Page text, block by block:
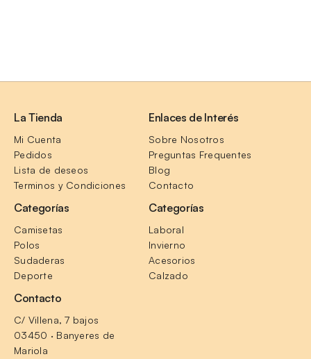
La Tienda
Mi Cuenta
Pedidos
Lista de deseos
Terminos y Condiciones
Enlaces de Interés
Sobre Nosotros
Preguntas Frequentes
Blog
Contacto
Categorías
Camisetas
Polos
Sudaderas
Deporte
Categorías
Laboral
Invierno
Acesorios
Calzado
Contacto
C/ Villena, 7 bajos
03450 · Banyeres de
Mariola